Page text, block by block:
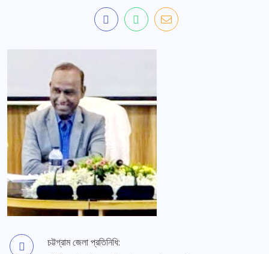
চট্টগ্রাম জেলা প্রতিনিধি: